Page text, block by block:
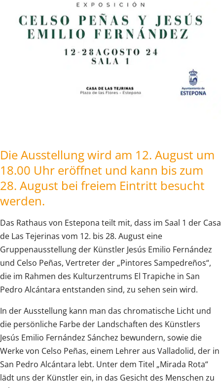
Die Ausstellung wird am 12. August um
18.00 Uhr eröffnet und kann bis zum
28. August bei freiem Eintritt besucht
werden.
Das Rathaus von Estepona teilt mit, dass im Saal 1 der Casa
de Las Tejerinas vom 12. bis 28. August eine
Gruppenausstellung der Künstler Jesús Emilio Fernández
und Celso Peñas, Vertreter der „Pintores Sampedreños“,
die im Rahmen des Kulturzentrums El Trapiche in San
Pedro Alcántara entstanden sind, zu sehen sein wird.
In der Ausstellung kann man das chromatische Licht und
die persönliche Farbe der Landschaften des Künstlers
Jesús Emilio Fernández Sánchez bewundern, sowie die
Werke von Celso Peñas, einem Lehrer aus Valladolid, der in
San Pedro Alcántara lebt. Unter dem Titel „Mirada Rota“
lädt uns der Künstler ein, in das Gesicht des Menschen zu